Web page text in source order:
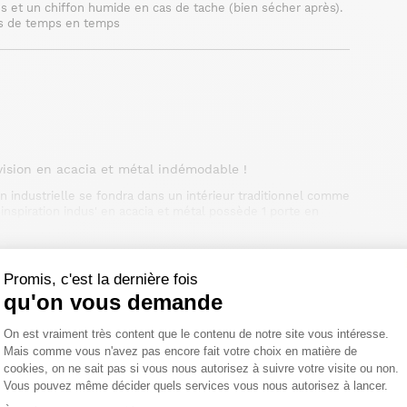
Promis, c'est la dernière fois
qu'on vous demande
Plateforme de Gestion du
On est vraiment très content que le contenu de notre site vous intéresse.
Mais comme vous n'avez pas encore fait votre choix en matière de
cookies, on ne sait pas si vous nous autorisez à suivre votre visite ou non.
Vous pouvez même décider quels services vous nous autorisez à lancer.
et un chiffon humide en cas de tache (bien sécher après).
de temps en temps
en acacia et métal indémodable !
industrielle se fondra dans un intérieur traditionnel comme
authentique. Robuste et pratique, ce meuble vous
acacia et métal, 1 porte métal, 2 tiroirs dont un en métal
ou pièce de vie. Face à votre fauteuil, chaise ou canapé, ce
à votre intérieur ! Avec ses 2 tiroirs profonds et sa
autres meubles de notrecollection Brooklyn .
délai légal de rétractation.